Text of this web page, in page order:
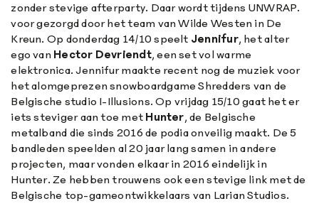
zonder stevige afterparty. Daar wordt tijdens UNWRAP.
voor gezorgd door het team van Wilde Westen in De
Kreun. Op donderdag 14/10 speelt Jennifur, het alter
ego van Hector Devriendt, een set vol warme
elektronica. Jennifur maakte recent nog de muziek voor
het alomgeprezen snowboardgame Shredders van de
Belgische studio I-Illusions. Op vrijdag 15/10 gaat het er
iets steviger aan toe met Hunter, de Belgische
metalband die sinds 2016 de podia onveilig maakt. De 5
bandleden speelden al 20 jaar lang samen in andere
projecten, maar vonden elkaar in 2016 eindelijk in
Hunter. Ze hebben trouwens ook een stevige link met de
Belgische top-gameontwikkelaars van Larian Studios.